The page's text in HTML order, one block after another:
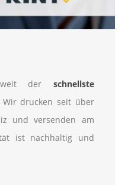
der schnellste
Wir drucken seit über
und versenden am
ist nachhaltig und